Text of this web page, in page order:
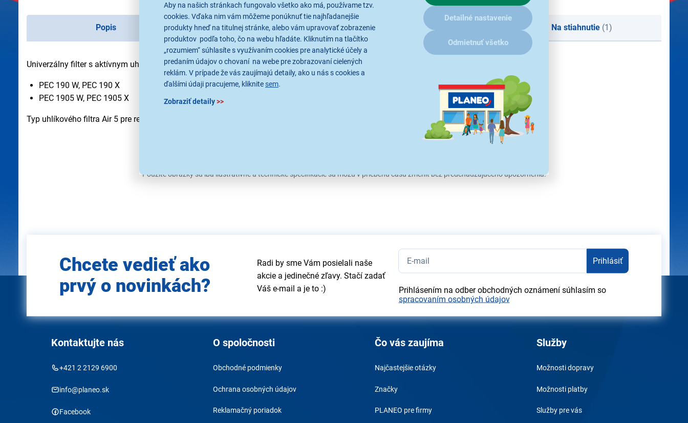
Aby na našich stránkach fungovalo všetko ako má, používame tzv.
cookies. Vďaka nim vám môžeme ponúknuť tie najhľadanejšie
produkty hneď na titulnej stránke, alebo vám upravovať zobrazenie
produktov podľa toho, čo na webu hľadáte. Kliknutím na tlačítko
„rozumiem“ súhlasíte s využívaním cookies pre analytické účely a
predaním údajov o chovaní na webe pre zobrazovaní cielených
reklám. V prípade že vás zaujímajú detaily, ako u nás s cookies a
ďalšími údaji pracujeme, kliknite sem.
Zobraziť detaily>>
Detailné nastavenie
Odmietnuť všetko
Popis Parametre Recenzie Na stiahnutie (1)
Univerzálny filter s aktívnym uhlíkom 50x60 cm pre modely PHILCO:
PEC 190 W, PEC 190 X
PEC 1905 W, PEC 1905 X
Typ uhlíkového filtra Air 5 pre recirkuláciu len na objednávku
Použité obrázky sú iba ilustratívne a technické špecifikácie sa môžu v priebehu času zmeniť bez predchádzajúceho upozornenia.
e-mail
Chcete vedieť ako
prvý o novinkách?
Radi by sme Vám posielali naše
akcie a jedinečné zľavy. Stačí zadať
Váš e-mail a je to :)
Prihlásiť
Prihlásením na odber obchodných oznámení súhlasím so
spracovaním osobných údajov
Kontaktujte nás
+421 2 2129 6900
info@planeo.sk
Facebook
O spoločnosti
Obchodné podmienky
Ochrana osobných údajov
Reklamačný poriadok
Čo vás zaujíma
Najčastejšie otázky
Značky
PLANEO pre firmy
Služby
Možnosti dopravy
Možnosti platby
Služby pre vás